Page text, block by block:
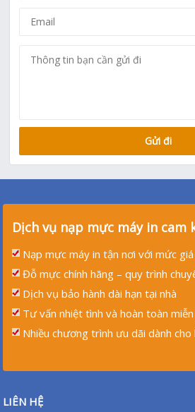
Dịch vụ nạp mực máy in cam
Nạp mực máy in tận nơi với mức
Đỗ mực chính hãng – quy trình
Dịch vụ bảo hành dài hạn tại nhà
Tư vấn nhiệt tình và hoàn toàn
Nhiều chương trình ưu dãi dành cho
LIÊN HỆ